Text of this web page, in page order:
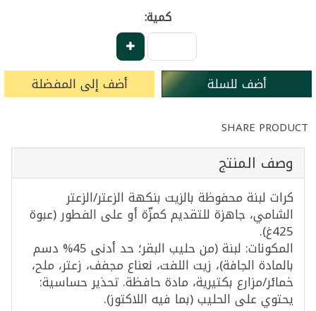
كمية:
أضف للسلة أضف إلى المفضلة
SHARE PRODUCT
وصف المنتج
كرات لبنة محفوظة بالزيت بنكهة الزعتر/الزعتر
الشامي، جاهزة للتقديم كمزّة أو على الفطور (عبوة
425غ).
المكونات: لبنة (من حليب البقر؛ حد أدنى 45% دسم
بالمادة الجافة)، زيت اللفت، نعناع مجفف، زعتر، ملح،
خمائر/مزارع بكتيرية، مادة حافظة. تحذير حساسية:
يحتوي على الحليب (بما فيه اللاكتوز).